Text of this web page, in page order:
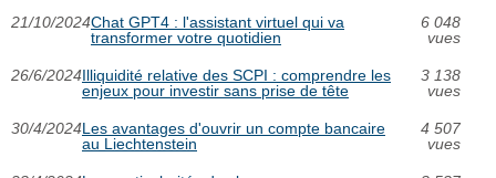
21/10/2024Chat GPT4 : l'assistant virtuel qui va
transformer votre quotidien
6 048
vues
26/6/2024Illiquidité relative des SCPI : comprendre les
enjeux pour investir sans prise de tête
3 138
vues
30/4/2024Les avantages d'ouvrir un compte bancaire
au Liechtenstein
4 507
vues